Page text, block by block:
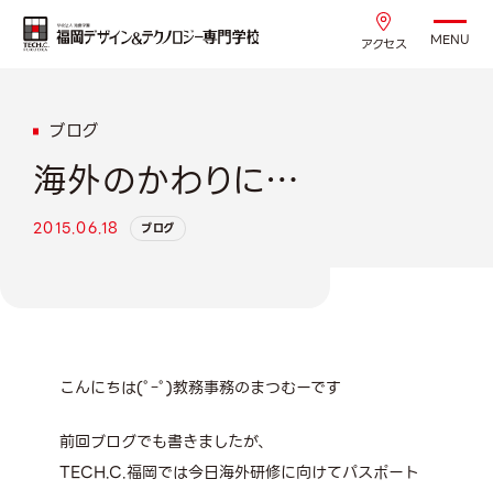
アクセス MENU
ブログ
海外のかわりに…
2015.06.18 ブログ
こんにちは(ﾟｰﾟ)教務事務のまつむーです
前回ブログでも書きましたが、
TECH.C.福岡では今日海外研修に向けてパスポート